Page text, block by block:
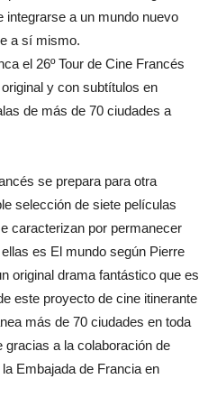
integrarse a un mundo nuevo
a sí mismo.
el 26º Tour de Cine Francés
y con subtítulos en
de más de 70 ciudades a
se prepara para otra
selección de siete películas
caracterizan por permanecer
es El mundo según Pierre
original drama fantástico que es
este proyecto de cine itinerante
más de 70 ciudades en toda
gracias a la colaboración de
Embajada de Francia en